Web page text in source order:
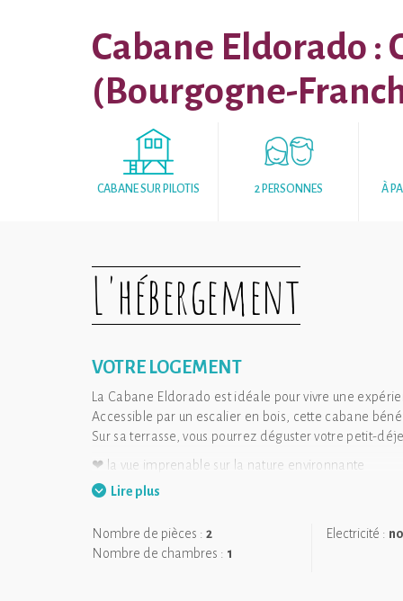
Cabane Eldorado :
(Bourgogne-
CABANE SUR PILOTIS 2 PERSONNES À
L'hébergement
VOTRE LOGEMENT
La Cabane Eldorado est idéale pour vivre une
Accessible par un escalier en bois, cette cabane
Sur sa terrasse, vous pourrez déguster votre petit-
❤ la vue imprenable sur la nature environnante
Lire plus
Nombre de pièces : 2
Nombre de chambres : 1
Electricité :